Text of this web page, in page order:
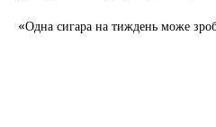
«Одна сигара на тиждень може